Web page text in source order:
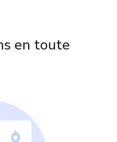
en toute